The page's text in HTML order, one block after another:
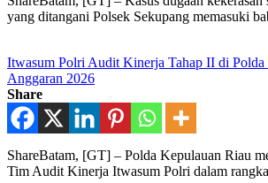
yang ditangani Polsek Sekupang memasuki
Itwasum Polri Audit Kinerja Tahap II di Polda
Anggaran 2026
Share
ShareBatam, [GT] – Polda Kepulauan Riau
Tim Audit Kinerja Itwasum Polri dalam